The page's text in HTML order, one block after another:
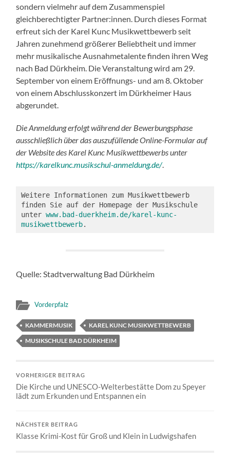
sondern vielmehr auf dem Zusammenspiel
gleichberechtigter Partner:innen. Durch dieses Format
erfreut sich der Karel Kunc Musikwettbewerb seit
Jahren zunehmend größerer Beliebtheit und immer
mehr musikalische Ausnahmetalente finden ihren Weg
nach Bad Dürkheim. Die Veranstaltung wird am 29.
September von einem Eröffnungs- und am 8. Oktober
von einem Abschlusskonzert im Dürkheimer Haus
abgerundet.
Die Anmeldung erfolgt während der Bewerbungsphase
ausschließlich über das auszufüllende Online-Formular auf
der Website des Karel Kunc Musikwettbewerbs unter
https://karelkunc.musikschul-anmeldung.de/.
Weitere Informationen zum Musikwettbewerb
finden Sie auf der Homepage der Musikschule
unter www.bad-duerkheim.de/karel-kunc-
musikwettbewerb.
Quelle: Stadtverwaltung Bad Dürkheim
Vorderpfalz
KAMMERMUSIK
KAREL KUNC MUSIKWETTBEWERB
MUSIKSCHULE BAD DÜRKHEIM
VORHERIGER BEITRAG
Die Kirche und UNESCO-Welterbestätte Dom zu Speyer
lädt zum Erkunden und Entspannen ein
NÄCHSTER BEITRAG
Klasse Krimi-Kost für Groß und Klein in Ludwigshafen